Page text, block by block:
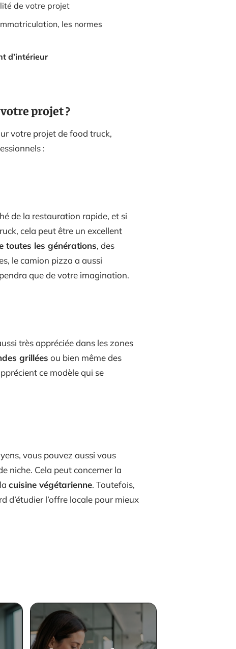
de votre projet
les normes
d’intérieur
projet ?
votre projet de food truck,
:
de la restauration rapide, et si
cela peut être un excellent
toutes les générations, des
le camion pizza a aussi
que de votre imagination.
très appréciée dans les zones
grillées ou bien même des
ce modèle qui se
vous pouvez aussi vous
niche. Cela peut concerner la
cuisine végétarienne. Toutefois,
d’étudier l’offre locale pour mieux